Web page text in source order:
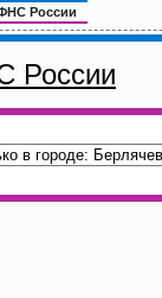
России
России